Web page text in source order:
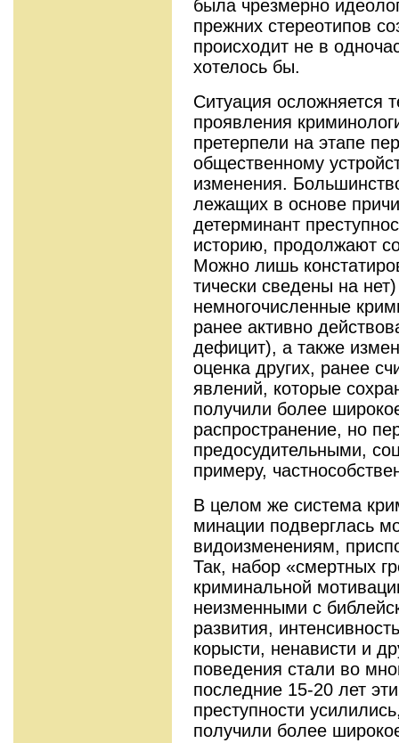
была чрезмерно
прежних стереотипов
происходит не в
хотелось бы.
Ситуация осложняется
проявления
претерпели на этапе
общественному
изменения.
лежащих в основе
детерминант
историю, продолжают
Можно лишь
тически сведены на
немногочисленные
ранее активно
дефи­цит), а также
оценка других, ранее
явлений, которые
получили более
распространение, но
предосудительными,
примеру,
В целом же система
минации подверглась
видоизменениям,
Так, набор «смертных
криминальной
неизменными с
развития,
корысти, ненависти и
поведения стали во
последние 15-20 лет
преступности
получили более